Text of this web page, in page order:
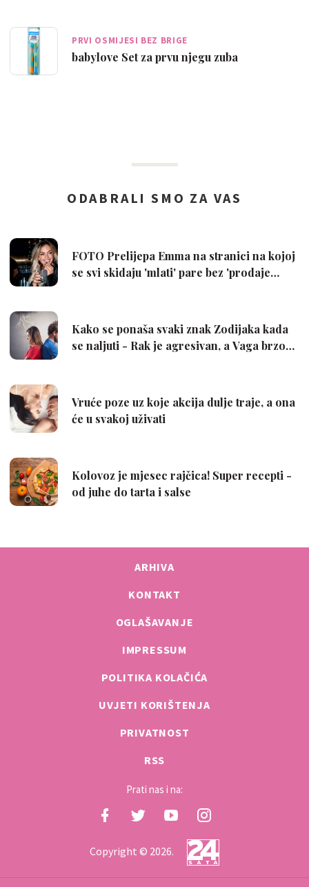
PRVI OSMIJESI BEZ BRIGE
babylove Set za prvu njegu zuba
ARHIVA
KONTAKT
OGLAŠAVANJE
IMPRESSUM
POLITIKA KOLAČIĆA
UVJETI KORIŠTENJA
PRIVATNOST
RSS
Prati nas i na:
Copyright © 2026.